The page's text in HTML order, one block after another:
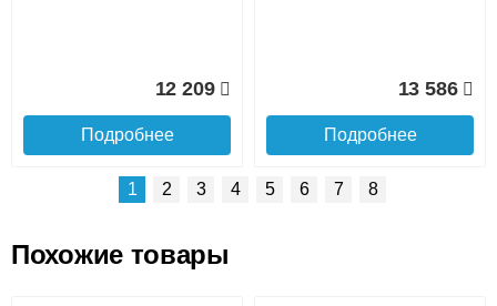
12 209
Подробнее
13 586
Подробнее
1 2 3 4 5 6 7 8
Похожие товары